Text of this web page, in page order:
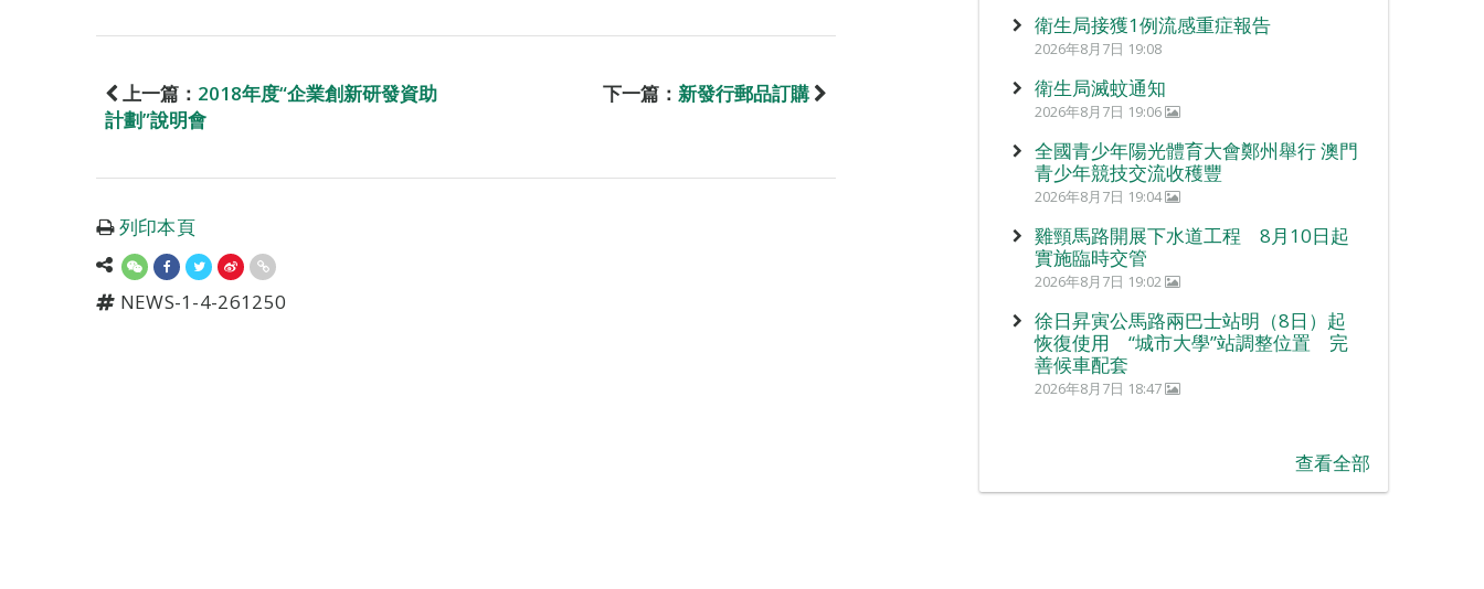
上一篇： 2018年度“企業創新研發資助
計劃”說明會
下一篇： 新發行郵品訂購
列印本頁
NEWS-1-4-261250
衛生局接獲1例流感重症報告
2026年8月7日 19:08
衛生局滅蚊通知
2026年8月7日 19:06
全國青少年陽光體育大會鄭州舉行 澳門
青少年競技交流收穫豐
2026年8月7日 19:04
雞頸馬路開展下水道工程 8月10日起
實施臨時交管
2026年8月7日 19:02
徐日昇寅公馬路兩巴士站明（8日）起
恢復使用 “城市大學”站調整位置 完
善候車配套
2026年8月7日 18:47
查看全部